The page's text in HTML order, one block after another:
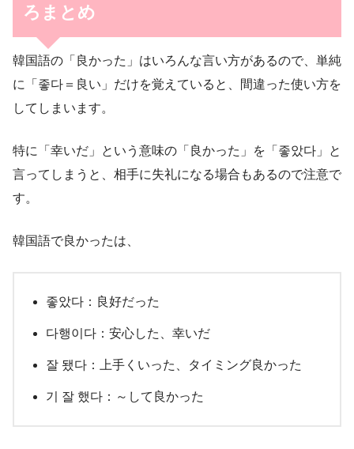
ろまとめ
韓国語の「良かった」はいろんな言い方があるので、単純
に「좋다＝良い」だけを覚えていると、間違った使い方を
してしまいます。
特に「幸いだ」という意味の「良かった」を「좋았다」と
言ってしまうと、相手に失礼になる場合もあるので注意で
す。
韓国語で良かったは、
좋았다：良好だった
다행이다：安心した、幸いだ
잘 됐다：上手くいった、タイミング良かった
기 잘 했다：～して良かった